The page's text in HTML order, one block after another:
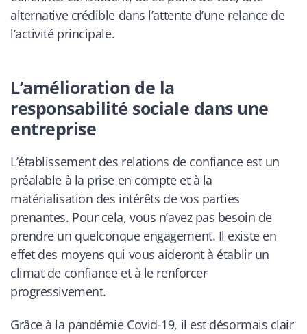
alternative crédible dans l’attente d’une relance de
l’activité principale.
L’amélioration de la
responsabilité sociale dans une
entreprise
L’établissement des relations de confiance est un
préalable à la prise en compte et à la
matérialisation des intérêts de vos parties
prenantes. Pour cela, vous n’avez pas besoin de
prendre un quelconque engagement. Il existe en
effet des moyens qui vous aideront à établir un
climat de confiance et à le renforcer
progressivement.
Grâce à la pandémie Covid-19, il est désormais clair